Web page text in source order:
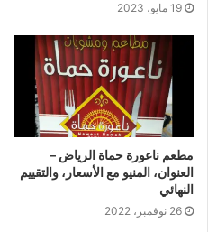
19 مايو، 2023
مطعم ناعورة حماة الرياض –
العنوان، المنيو مع الأسعار، والتقييم
النهائي
26 نوفمبر، 2022